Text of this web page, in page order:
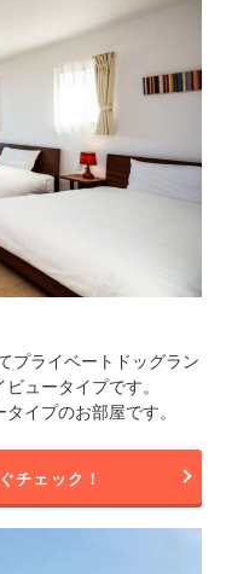
プライベートドッグラン
ュータイプです。
イプのお部屋です。
チェック！